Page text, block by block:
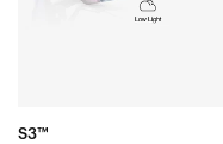
S3™